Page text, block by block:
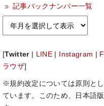
記事バックナンバー一覧
[Twitter| LINE Instagram
ラウザ]
※規約改定については原則と
ています。このため、日本語